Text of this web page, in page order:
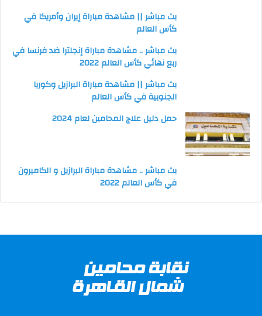
بث مباشر || مشاهدة مباراة إيران وأمريكا في
كأس العالم
بث مباشر .. مشاهدة مباراة إنجلترا ضد فرنسا في
ربع نهائي كأس العالم 2022
بث مباشر || مشاهدة مباراة البرازيل وكوريا
الجنوبية في كأس العالم
حمل دليل علاج المحامين لعام 2024
بث مباشر .. مشاهدة مباراة البرازيل و الكاميرون
في كأس العالم 2022